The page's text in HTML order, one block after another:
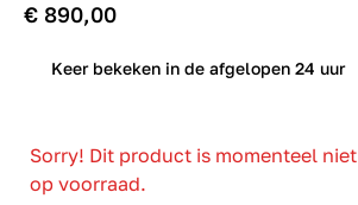
€ 890,00
Keer bekeken in de afgelopen 24 uur
Sorry! Dit product is momenteel niet
op voorraad.